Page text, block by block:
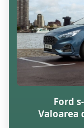
Ford
Valoarea